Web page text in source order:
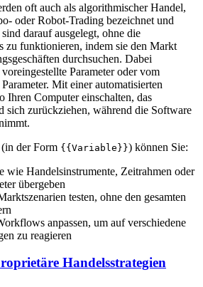
oft auch als algorithmischer Handel,
oder Robot-Trading bezeichnet und
darauf ausgelegt, ohne die
zu funktionieren, indem sie den Markt
durchsuchen. Dabei
Parameter oder vom
Mit einer automatisierten
Ihren Computer einschalten, das
sich zurückziehen, während die Software
der Form {{Variable}}) können Sie:
wie Handelsinstrumente, Zeitrahmen oder
übergeben
testen, ohne den gesamten
anpassen, um auf verschiedene
zu reagieren
Handelsstrategien